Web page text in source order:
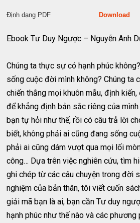
Định dạng PDFDownload
Ebook Tư Duy Ngược – Nguyễn Anh
Chúng ta thực sự có hạnh phúc
sống cuộc đời mình không? Chúng ta
chiến thắng mọi khuôn mẫu, định
để khẳng định bản sắc riêng của
bạn tự hỏi như thế, rồi có câu trả lời
biết, không phải ai cũng đang sống
phải ai cũng dám vượt qua mọi lối
công… Dựa trên việc nghiên cứu, tìm
ghi chép từ các câu chuyện trong đời
nghiệm của bản thân, tôi viết cuốn
giải mã bạn là ai, bạn cần Tư duy
hạnh phúc như thế nào và các